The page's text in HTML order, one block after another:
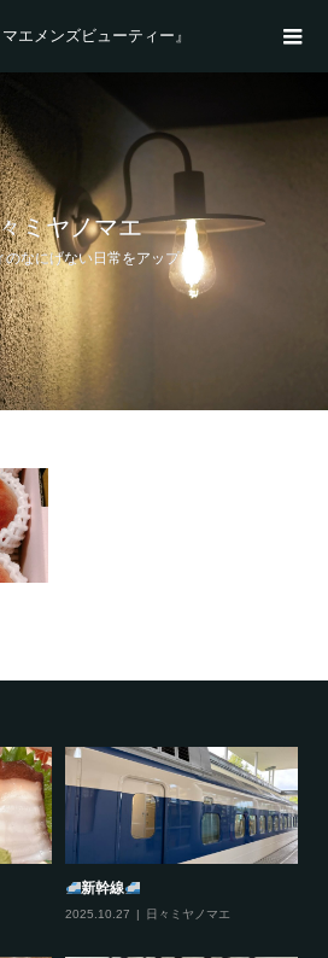
エメンズビューティー』
ミヤノマエ
なにげない日常をアップ
新幹線
2025.10.27 日々ミヤノマエ